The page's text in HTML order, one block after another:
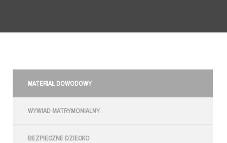
MATERIAŁ DOWODOWY
WYWIAD MATRYMONIALNY
BEZPIECZNE DZIECKO